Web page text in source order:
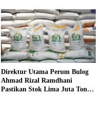
Direktur Utama Perum Bulog
Ahmad Rizal Ramdhani
Pastikan Stok Lima Juta Ton